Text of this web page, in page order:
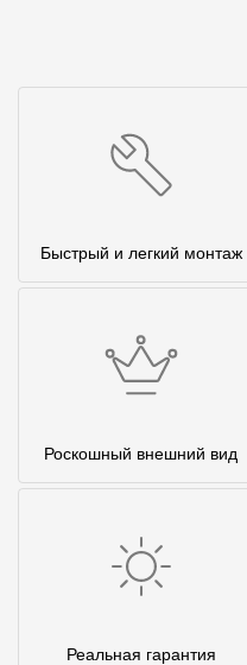
Быстрый и легкий монтаж
Роскошный внешний вид
Реальная гарантия